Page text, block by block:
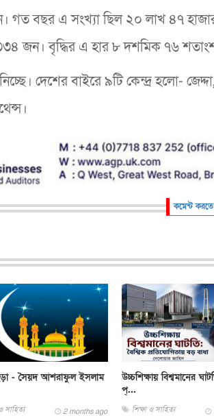
গত বছর এ সংখ্যা ছিল ২০ লাখ ৪৭
৩৩৪ জন। বৃদ্ধির এ হার ৮ দশমিক ৭৬
দেশের বাইরে ৯টি কেন্দ্র হলো-
কমেন্ট
- সৈয়দ আশরাফুল ইসলাম
সাহিত্য 2 months ago
উচ্চশিক্ষায় বিশ্বমানের
প্...
শিক্ষা ও সাহিত্য